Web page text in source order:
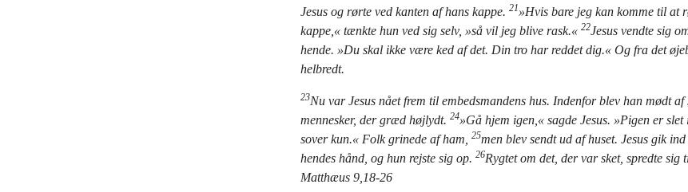
Jesus og rørte ved kanten af hans kappe. 21»Hvis bare jeg kan komme til at
kappe,« tænkte hun ved sig selv, »så vil jeg blive rask.« 22Jesus vendte sig
hende. »Du skal ikke være ked af det. Din tro har reddet dig.« Og fra det
helbredt.
23Nu var Jesus nået frem til embedsmandens hus. Indenfor blev han mødt af
mennesker, der græd højlydt. 24»Gå hjem igen,« sagde Jesus. »Pigen er slet
sover kun.« Folk grinede af ham,
25men blev sendt ud af huset. Jesus gik
hendes hånd, og hun rejste sig op. 26Rygtet om det, der var sket, spredte
Matthæus 9,18-26